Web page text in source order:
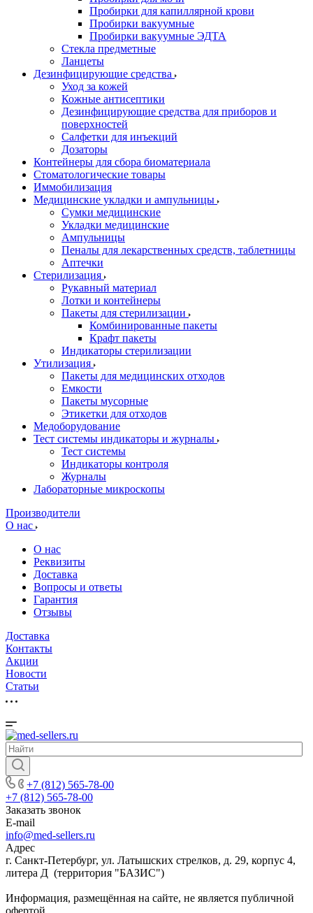
Пробирки для капиллярной крови
Пробирки вакуумные
Пробирки вакуумные ЭДТА
Стекла предметные
Ланцеты
Дезинфицирующие средства
Уход за кожей
Кожные антисептики
Дезинфицирующие средства для приборов и
поверхностей
Салфетки для инъекций
Дозаторы
Контейнеры для сбора биоматериала
Стоматологические товары
Иммобилизация
Медицинские укладки и ампульницы
Сумки медицинские
Укладки медицинские
Ампульницы
Пеналы для лекарственных средств, таблетницы
Аптечки
Стерилизация
Рукавный материал
Лотки и контейнеры
Пакеты для стерилизации
Комбинированные пакеты
Крафт пакеты
Индикаторы стерилизации
Утилизация
Пакеты для медицинских отходов
Емкости
Пакеты мусорные
Этикетки для отходов
Медоборудование
Тест системы индикаторы и журналы
Тест системы
Индикаторы контроля
Журналы
Лабораторные микроскопы
Производители
О нас
О нас
Реквизиты
Доставка
Вопросы и ответы
Гарантия
Отзывы
Доставка
Контакты
Акции
Новости
Cтатьи
+7 (812) 565-78-00
+7 (812) 565-78-00
Заказать звонок
E-mail
info@med-sellers.ru
Адрес
г. Санкт-Петербург, ул. Латышских стрелков, д. 29, корпус 4,
литера Д (территория "БАЗИС")
Информация, размещённая на сайте, не является публичной
офертой